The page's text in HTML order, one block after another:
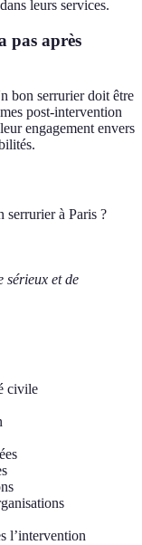
leurs services.
pas après
bon serrurier doit être
post-intervention
engagement envers
serrurier à Paris ?
sérieux et de
civile
l’intervention